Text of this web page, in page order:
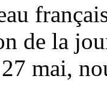
de la
mai,